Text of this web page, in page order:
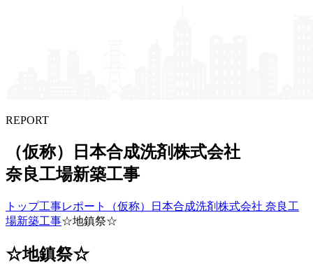
REPORT
（仮称）​日本合成洗剤株式会社
奈良工場新築工事
トップ工事レポート
（仮称）日本合成洗剤株式会社 奈良工
場新築工事☆地鎮祭☆
☆地鎮祭☆